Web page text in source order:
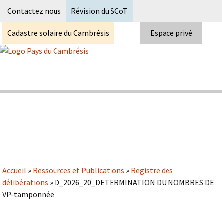
Contactez nous Révision du SCoT
Cadastre solaire du Cambrésis Espace privé
Accueil » Ressources et Publications » Registre des
délibérations » D_2026_20_DETERMINATION DU NOMBRES DE
VP-tamponnée